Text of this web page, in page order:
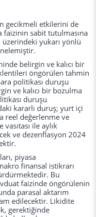
gecikmeli etkilerini de
sabit tutulmasına
yukarı yönlü
belirgin ve kalıcı bir
öngörülen tahmin
politikası duruşu
ve kalıcı bir bozulma
duruşu
kararlı duruş; yurt içi
reel değerlenme ve
ile aylık
ve dezenflasyon 2024
piyasa
finansal istikrarı
Bu
faizinde öngörülenin
parasal aktarım
edilecektir. Likidite
gerektiğinde